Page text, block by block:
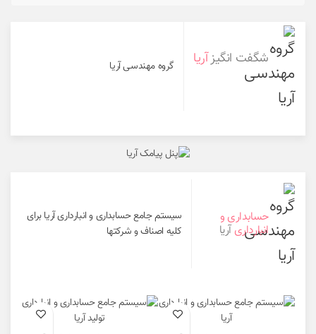
شگفت انگیزآریا گروه مهندسی آریا
حسابداری و
انبارداریآریا
سیستم جامع حسابداری و انبارداری آریا برای
کلیه اصناف و شرکتها